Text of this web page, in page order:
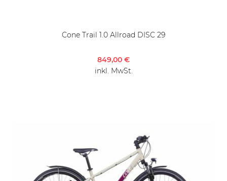
Cone Trail 1.0 Allroad DISC 29
849,00 €
inkl. MwSt.